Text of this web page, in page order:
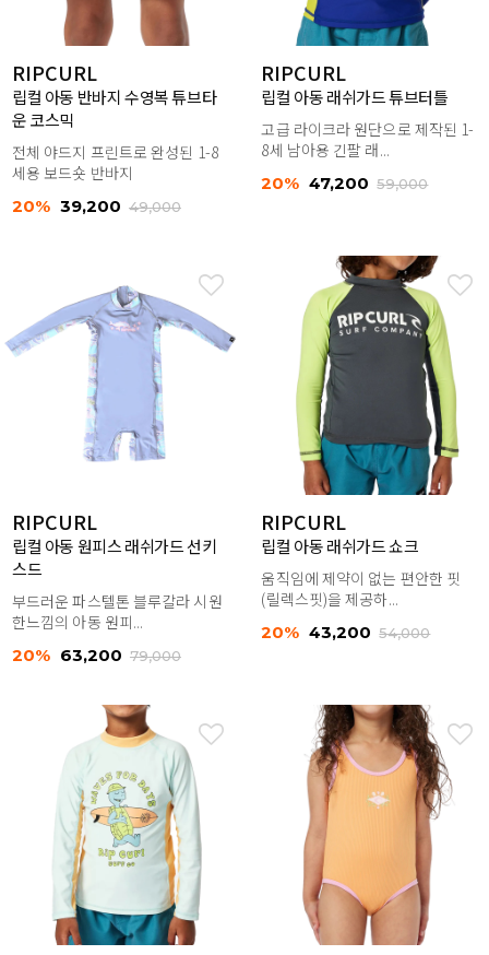
RIPCURL
립컬 아동 반바지 수영복 튜브타
운 코스믹
전체 야드지 프린트로 완성된 1-8
세용 보드숏 반바지
20% 39,200 49,000
RIPCURL
립컬 아동 래쉬가드 튜브터틀
고급 라이크라 원단으로 제작된 1-
8세 남아용 긴팔 래...
20% 47,200 59,000
RIPCURL
립컬 아동 원피스 래쉬가드 선키
스드
부드러운 파스텔톤 블루칼라 시원
한느낌의 아동 원피...
20% 63,200 79,000
RIPCURL
립컬 아동 래쉬가드 쇼크
움직임에 제약이 없는 편안한 핏
(릴렉스핏)을 제공하...
20% 43,200 54,000